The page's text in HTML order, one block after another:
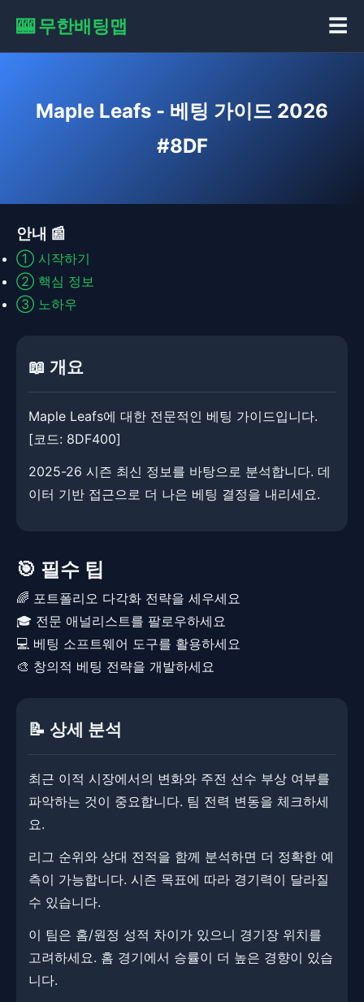
🎰 무한배팅맵 ☰
Maple Leafs - 베팅 가이드 2026
#8DF
안내 📰
① 시작하기
② 핵심 정보
③ 노하우
📖 개요
Maple Leafs에 대한 전문적인 베팅 가이드입니다. ​
[코드: 8DF400]
2025-26 시즌 최신 정보를 바탕으로 분석합니다. ​데
이터 기반 접근으로 더 나은 베팅 결정을 내리세요.
🎯 필수 팁
🌈 포트폴리오 다각화 전략을 세우세요
🎓 전문 애널리스트를 팔로우하세요
💻 베팅 소프트웨어 도구를 활용하세요
🎨 창의적 베팅 전략을 개발하세요
📝 상세 분석
최근 이적 시장에서의 변화와 주전 선수 부상 여부를
파악하는 것이 중요합니다. 팀 전력 변동을 체크하세
요.
리그 순위와 상대 전적을 함께 분석하면 더 정확한 예
측이 가능합니다. 시즌 목표에 따라 경기력이 달라질
수 있습니다.
이 팀은 홈/원정 성적 차이가 있으니 경기장 위치를
고려하세요. ​​홈 경기에서 승률이 더 높은 경향이 있습
니다.